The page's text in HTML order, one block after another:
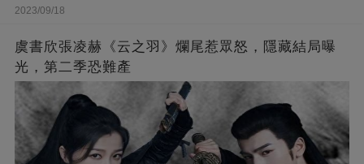
2023/09/18
虞書欣張凌赫《云之羽》爛尾惹眾怒，隱藏結局曝
光，第二季恐難產